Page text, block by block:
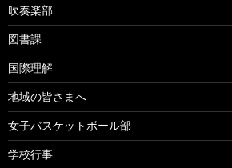
吹奏楽部
図書課
国際理解
地域の皆さまへ
女子バスケットボール部
学校行事